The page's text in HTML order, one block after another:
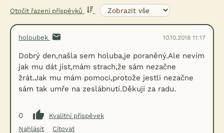
Otočit řazení příspěvků
holoubek 10.10.2018 11:17
Dobrý den,našla sem holuba,je poraněný.Ale nevím
jak mu dát jíst,mám strach,že sám nezačne
žrát.Jak mu mám pomoci,protože jestli nezačne
sám tak umře na zeslábnutí.Děkuji za radu.
0
Kvalitní příspěvek
Nahlásit
Citovat